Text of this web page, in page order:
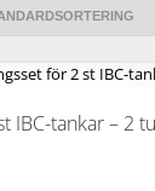
IBC-tankar – 2